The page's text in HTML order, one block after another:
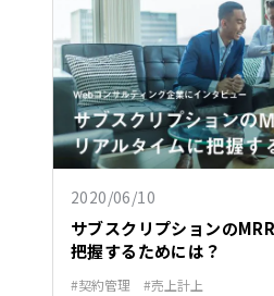
2020/06/10
サブスクリプションの
把握するためには？
契約管理 売上計上